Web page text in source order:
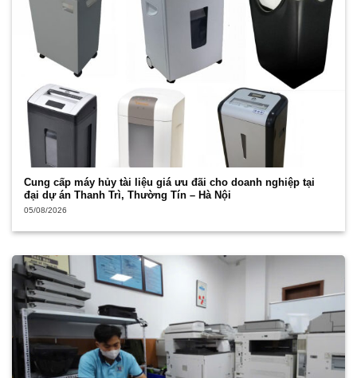
Cung cấp máy hủy tài liệu giá ưu đãi cho doanh nghiệp tại
đại dự án Thanh Trì, Thường Tín – Hà Nội
05/08/2026